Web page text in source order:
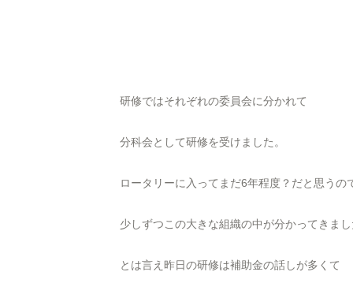
研修ではそれぞれの委員会に分かれて
分科会として研修を受けました。
ロータリーに入ってまだ6年程度？だと思うの
少しずつこの大きな組織の中が分かってきまし
とは言え昨日の研修は補助金の話しが多くて